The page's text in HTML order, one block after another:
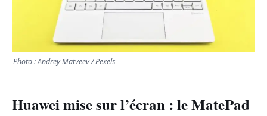
POLITIQUE
SPORT
Photo : Andrey Matveev / Pexels
Huawei mise sur l’écran : leMatePad